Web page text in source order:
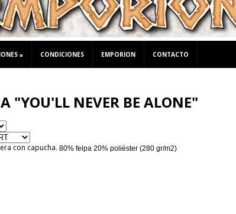
EMPORION. Con la tecnología deBlogger
» CONDICIONES EMPORION CONTACTO
"YOU'LL NEVER BE ALONE"
con capucha. 80% felpa 20% poliéster (280 gr/m2)